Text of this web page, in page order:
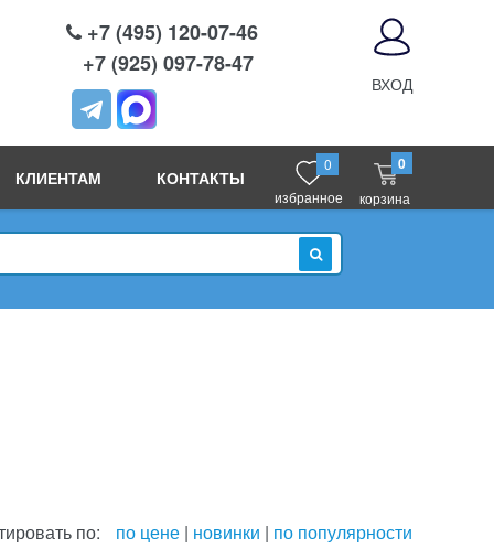
+7 (495) 120-07-46
+7 (925) 097-78-47
ВХОД
КЛИЕНТАМ КОНТАКТЫ
0
избранное
0
корзина
ИСКАТЬ
по: по цене | новинки | по популярности